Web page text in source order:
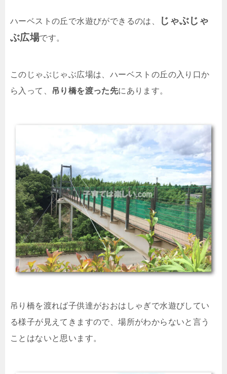
ハーベストの丘で水遊びができるのは、
じゃぶじゃ
ぶ広場です。
このじゃぶじゃぶ広場は、ハーベストの丘の入り口か
ら入って、
吊り橋を渡った先にあります。
吊り橋を渡れば子供達がおおはしゃぎで水遊びしてい
る様子が見えてきますので、場所がわからないと言う
ことはないと思います。